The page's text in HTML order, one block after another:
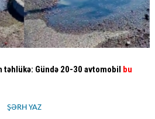
təhlükə: Gündə 20-30 avtomobil bu
ŞƏRH YAZ